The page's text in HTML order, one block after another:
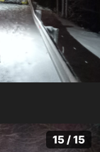
15 / 15